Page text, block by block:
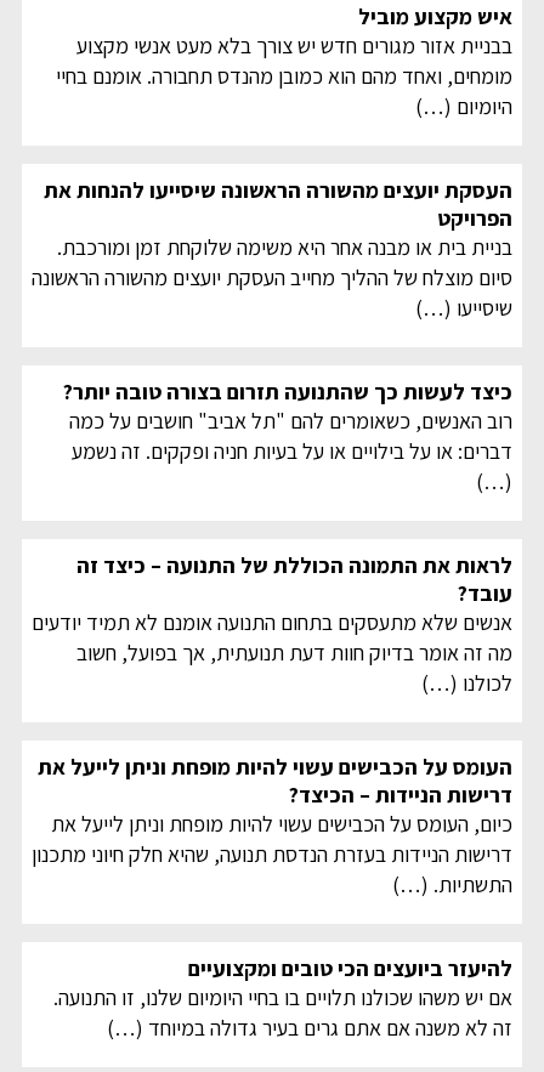
איש מקצוע מוביל
בבניית אזור מגורים חדש יש צורך בלא מעט אנשי מקצוע
מומחים, ואחד מהם הוא כמובן מהנדס תחבורה. אומנם בחיי
היומיום (…)
העסקת יועצים מהשורה הראשונה שיסייעו להנחות את
הפרויקט
בניית בית או מבנה אחר היא משימה שלוקחת זמן ומורכבת.
סיום מוצלח של ההליך מחייב העסקת יועצים מהשורה הראשונה
שיסייעו (…)
כיצד לעשות כך שהתנועה תזרום בצורה טובה יותר?
רוב האנשים, כשאומרים להם "תל אביב" חושבים על כמה
דברים: או על בילויים או על בעיות חניה ופקקים. זה נשמע
(…)
לראות את התמונה הכוללת של התנועה – כיצד זה
עובד?
אנשים שלא מתעסקים בתחום התנועה אומנם לא תמיד יודעים
מה זה אומר בדיוק חוות דעת תנועתית, אך בפועל, חשוב
לכולנו (…)
העומס על הכבישים עשוי להיות מופחת וניתן לייעל את
דרישות הניידות – הכיצד?
כיום, העומס על הכבישים עשוי להיות מופחת וניתן לייעל את
דרישות הניידות בעזרת הנדסת תנועה, שהיא חלק חיוני מתכנון
התשתיות. (…)
להיעזר ביועצים הכי טובים ומקצועיים
אם יש משהו שכולנו תלויים בו בחיי היומיום שלנו, זו התנועה.
זה לא משנה אם אתם גרים בעיר גדולה במיוחד (…)